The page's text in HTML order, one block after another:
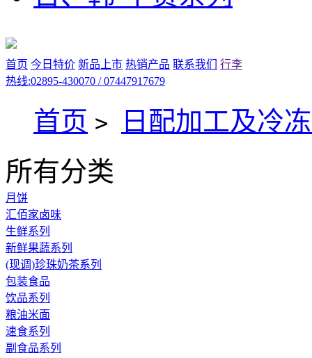
首页 今日特价 新品上市 热销产品 联系我们
行李
热线:02895-430070 / 07447917679
首页 >
日配加工及冷
所有分类
月饼
汇佰家卤味
生鲜系列
新鲜果蔬系列
(现调)珍珠奶茶系列
包装食品
饮品系列
粮油米面
速食系列
副食品系列